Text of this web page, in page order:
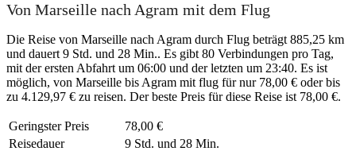
Von Marseille nach Agram mit dem Flug
Die Reise von Marseille nach Agram durch Flug beträgt 885,25 km
und dauert 9 Std. und 28 Min.. Es gibt 80 Verbindungen pro Tag,
mit der ersten Abfahrt um 06:00 und der letzten um 23:40. Es ist
möglich, von Marseille bis Agram mit flug für nur 78,00 € oder bis
zu 4.129,97 € zu reisen. Der beste Preis für diese Reise ist 78,00 €.
Geringster Preis
78,00 €
Reisedauer
9 Std. und 28 Min.